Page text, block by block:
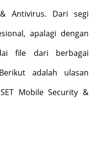
Antivirus. Dari segi
apalagi dengan
file dari berbagai
adalah ulasan
Mobile Security &